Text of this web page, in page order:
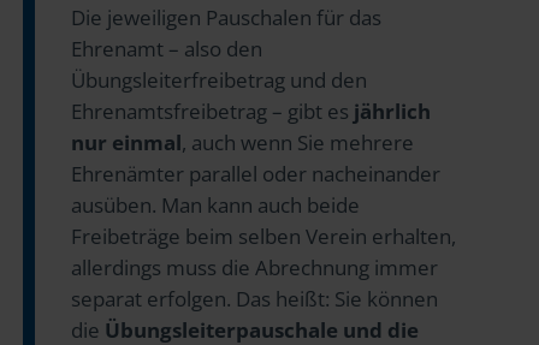
Die jeweiligen Pauschalen für das
Ehrenamt – also den
Übungsleiterfreibetrag und den
Ehrenamtsfreibetrag – gibt es jährlich
nur einmal, auch wenn Sie mehrere
Ehrenämter parallel oder nacheinander
ausüben. Man kann auch beide
Freibeträge beim selben Verein erhalten,
allerdings muss die Abrechnung immer
separat erfolgen. Das heißt: Sie können
die Übungsleiterpauschale und die